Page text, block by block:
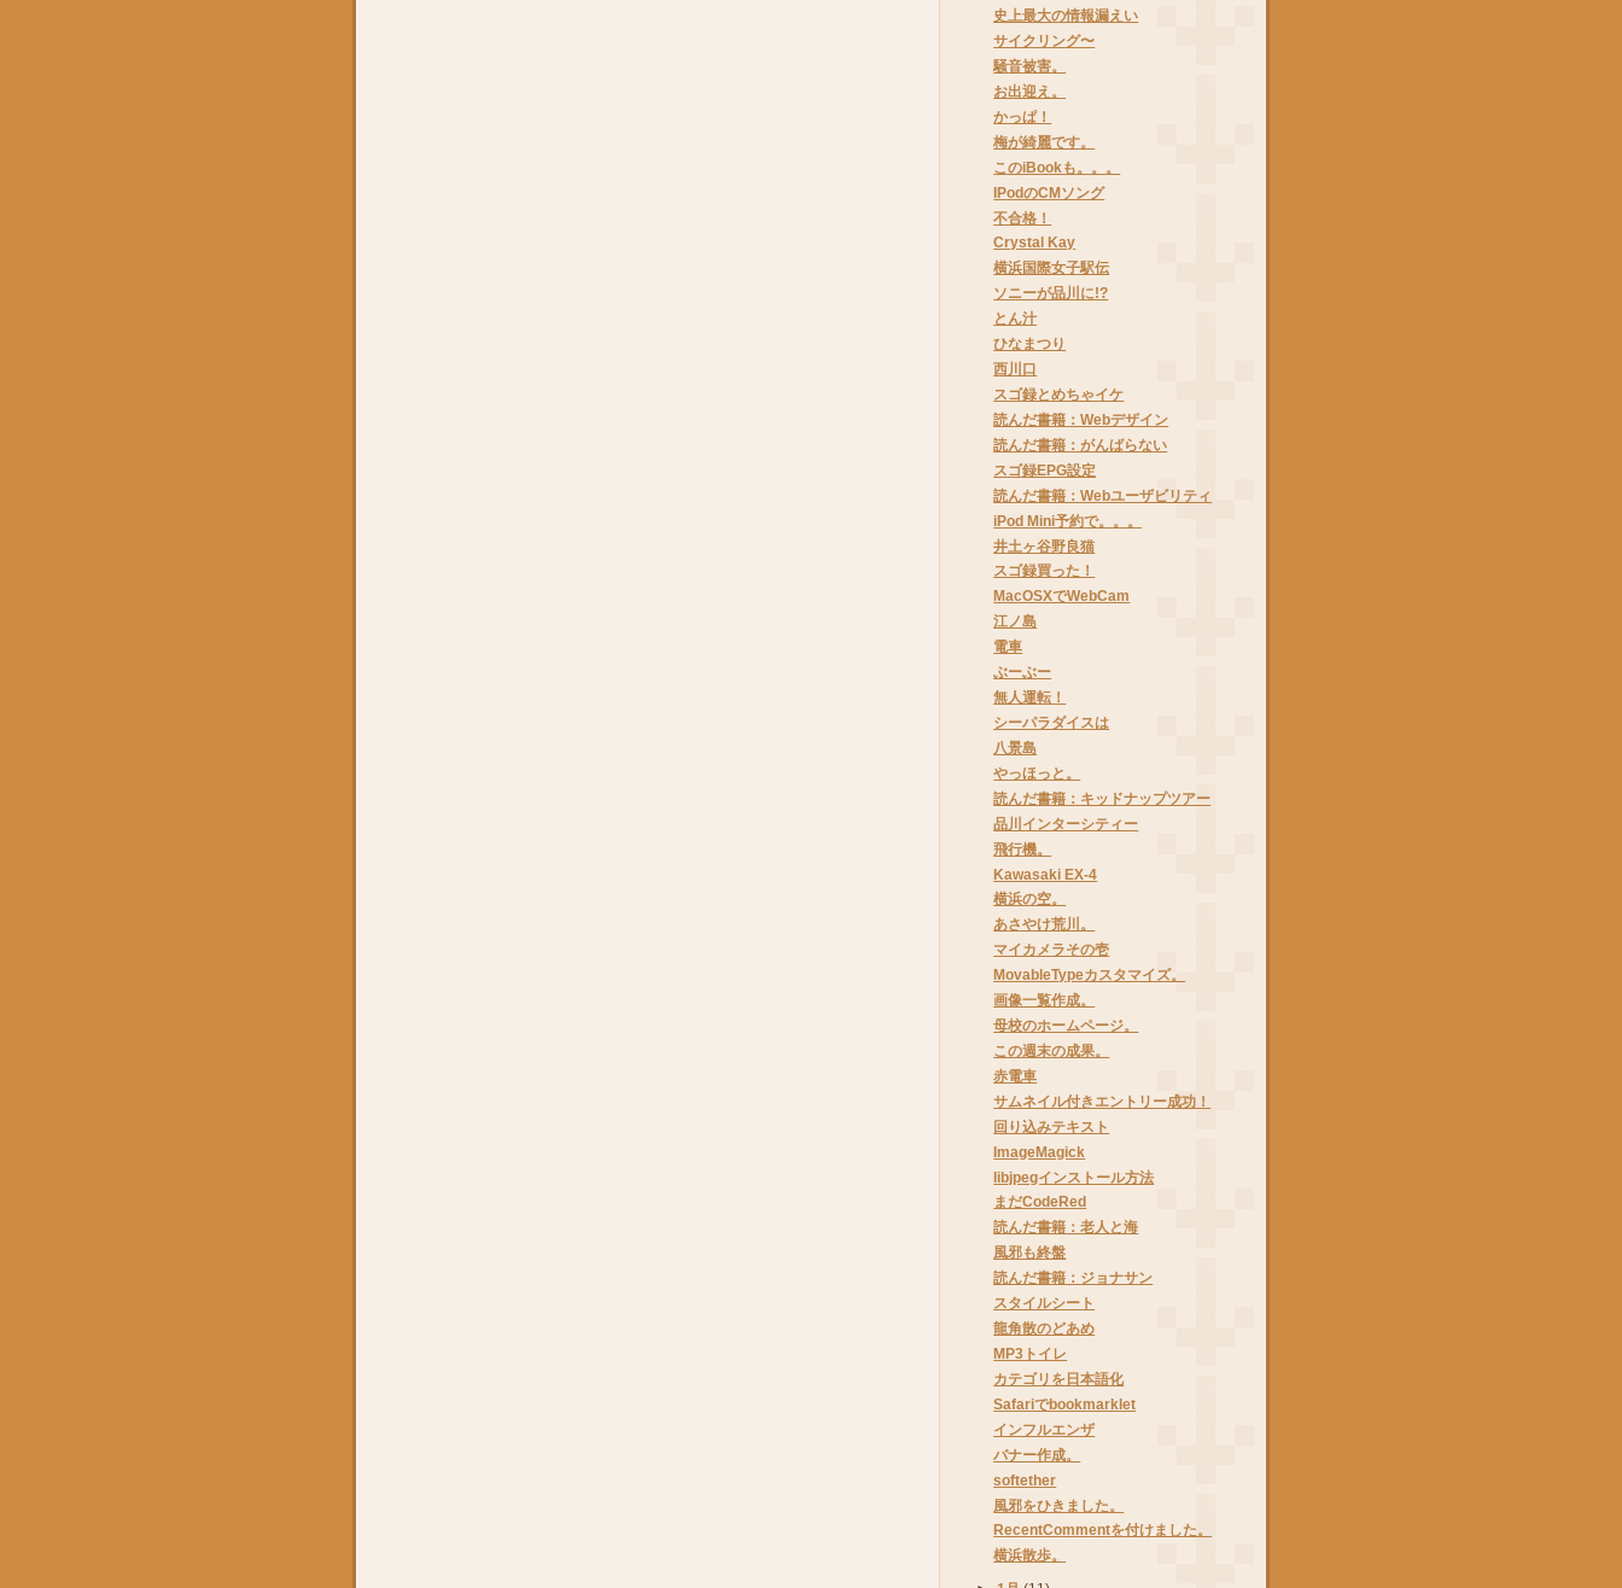
史上最大の情報漏えい
サイクリング〜
騒音被害。
お出迎え。
かっぱ！
梅が綺麗です。
このiBookも。。。
IPodのCMソング
不合格！
Crystal Kay
横浜国際女子駅伝
ソニーが品川に!?
とん汁
ひなまつり
西川口
スゴ録とめちゃイケ
読んだ書籍：Webデザイン
読んだ書籍：がんばらない
スゴ録EPG設定
読んだ書籍：Webユーザビリティ
iPod Mini予約で。。。
井土ヶ谷野良猫
スゴ録買った！
MacOSXでWebCam
江ノ島
電車
ぶーぶー
無人運転！
シーパラダイスは
八景島
やっほっと。
読んだ書籍：キッドナップツアー
品川インターシティー
飛行機。
Kawasaki EX-4
横浜の空。
あさやけ荒川。
マイカメラその壱
MovableTypeカスタマイズ。
画像一覧作成。
母校のホームページ。
この週末の成果。
赤電車
サムネイル付きエントリー成功！
回り込みテキスト
ImageMagick
libjpegインストール方法
まだCodeRed
読んだ書籍：老人と海
風邪も終盤
読んだ書籍：ジョナサン
スタイルシート
龍角散のどあめ
MP3トイレ
カテゴリを日本語化
Safariでbookmarklet
インフルエンザ
バナー作成。
softether
風邪をひきました。
RecentCommentを付けました。
横浜散歩。